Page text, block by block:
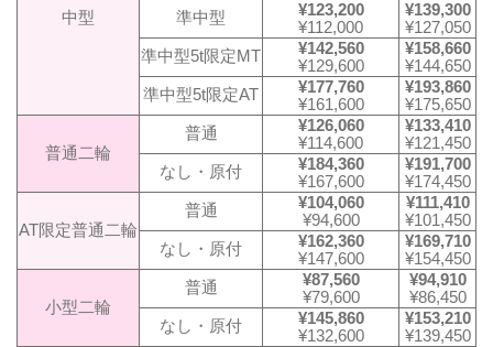
中型
準中型
¥123,200
¥112,000
¥139,300
¥127,050
準中型5t限定MT
¥142,560
¥129,600
¥158,660
¥144,650
準中型5t限定AT
¥177,760
¥161,600
¥193,860
¥175,650
普通二輪
普通
¥126,060
¥114,600
¥133,410
¥121,450
なし・原付
¥184,360
¥167,600
¥191,700
¥174,450
AT限定普通二輪
普通
¥104,060
¥94,600
¥111,410
¥101,450
なし・原付
¥162,360
¥147,600
¥169,710
¥154,450
小型二輪
普通
¥87,560
¥79,600
¥94,910
¥86,450
なし・原付
¥145,860
¥132,600
¥153,210
¥139,450